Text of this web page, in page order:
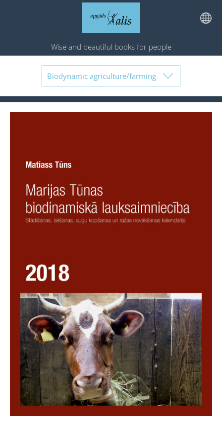
Wise and beautiful books for people
Biodynamic agriculture/farming